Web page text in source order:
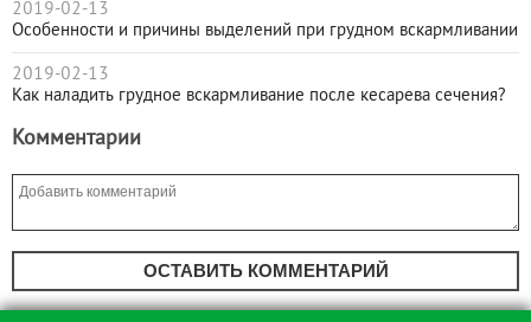
2019-02-13
Особенности и причины выделений при грудном вскармливании
2019-02-13
Как наладить грудное вскармливание после кесарева сечения?
Комментарии
ОСТАВИТЬ КОММЕНТАРИЙ